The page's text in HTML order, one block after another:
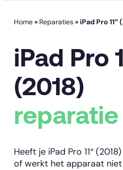
Home » Reparaties »iPad Pro 11″
iPad Pro
(2018)
reparatie
Heeft je iPad Pro 11″
of werkt het apparaat